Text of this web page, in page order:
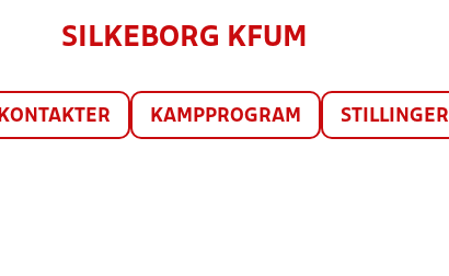
SILKEBORG KFUM
KONTAKTER KAMPPROGRAM STILLINGER